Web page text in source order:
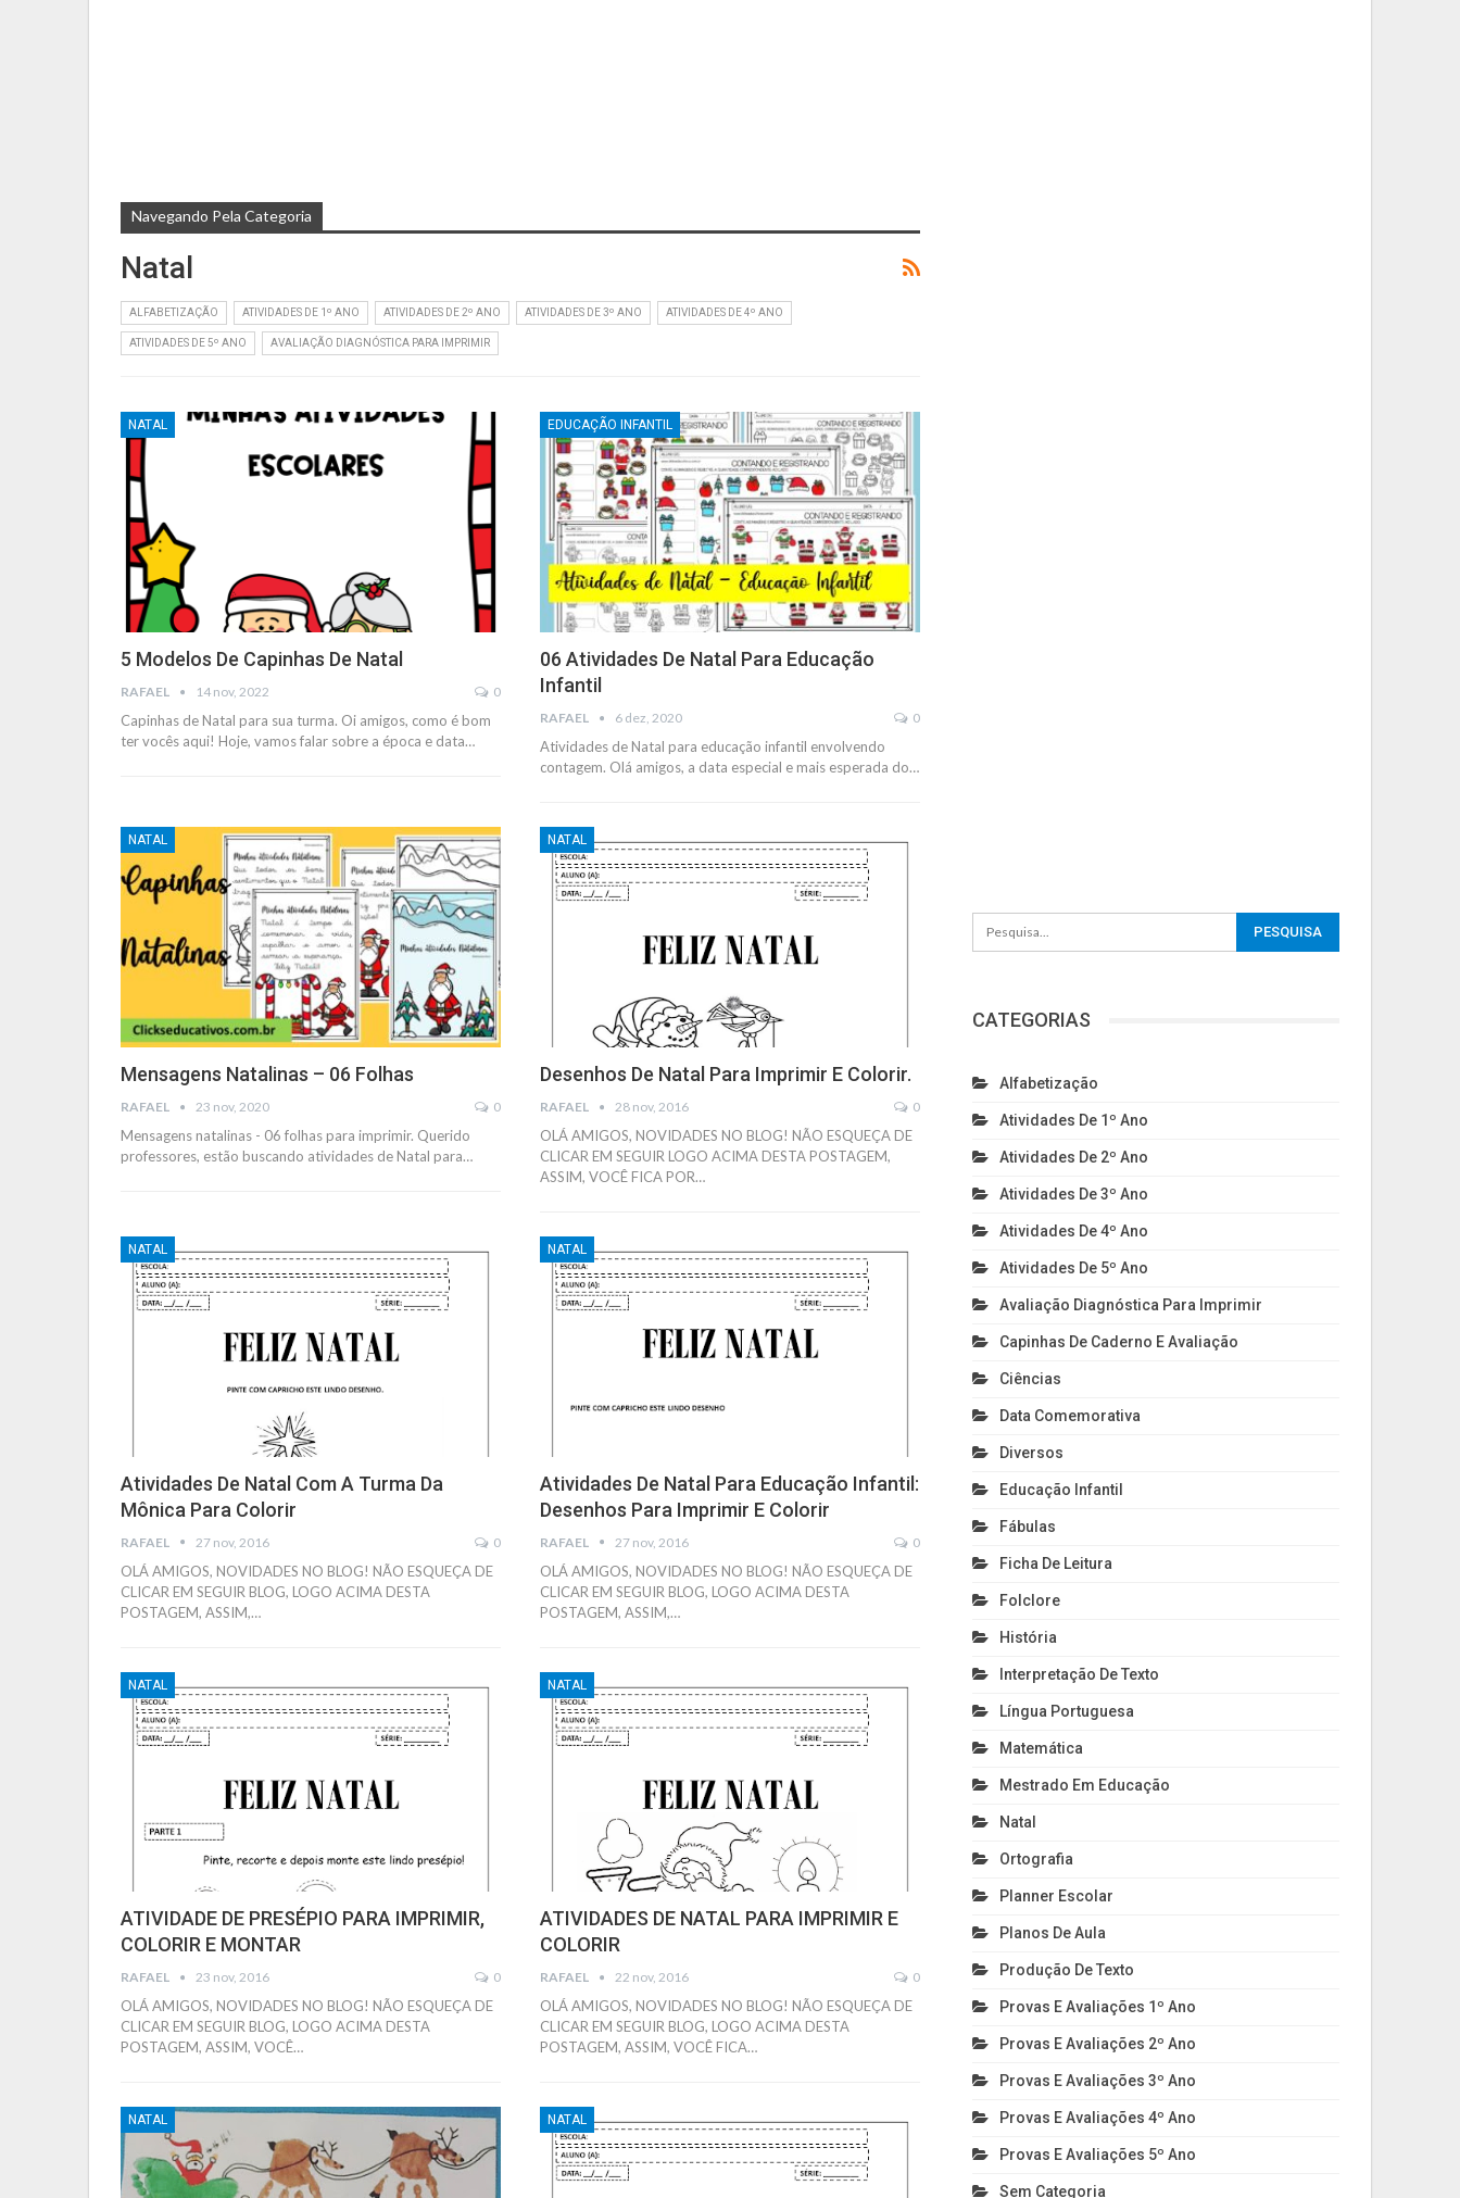
Navegando Pela Categoria
Natal
ALFABETIZAÇÃO ATIVIDADES DE 1º ANO ATIVIDADES DE 2º ANO ATIVIDADES DE 3º ANO ATIVIDADES DE 4º ANO
ATIVIDADES DE 5º ANO AVALIAÇÃO DIAGNÓSTICA PARA IMPRIMIR
NATAL
5 Modelos De Capinhas De Natal
RAFAEL 14 nov, 2022 0
Capinhas de Natal para sua turma. Oi amigos, como é bom
ter vocês aqui! Hoje, vamos falar sobre a época e data…
EDUCAÇÃO INFANTIL
06 Atividades De Natal Para Educação
Infantil
RAFAEL 6 dez, 2020 0
Atividades de Natal para educação infantil envolvendo
contagem. Olá amigos, a data especial e mais esperada do…
NATAL
Mensagens Natalinas – 06 Folhas
RAFAEL 23 nov, 2020 0
Mensagens natalinas - 06 folhas para imprimir. Querido
professores, estão buscando atividades de Natal para…
NATAL
Desenhos De Natal Para Imprimir E Colorir.
RAFAEL 28 nov, 2016 0
OLÁ AMIGOS, NOVIDADES NO BLOG! NÃO ESQUEÇA DE
CLICAR EM SEGUIR LOGO ACIMA DESTA POSTAGEM,
ASSIM, VOCÊ FICA POR…
NATAL
Atividades De Natal Com A Turma Da
Mônica Para Colorir
RAFAEL 27 nov, 2016 0
OLÁ AMIGOS, NOVIDADES NO BLOG! NÃO ESQUEÇA DE
CLICAR EM SEGUIR BLOG, LOGO ACIMA DESTA
POSTAGEM, ASSIM,…
NATAL
Atividades De Natal Para Educação Infantil:
Desenhos Para Imprimir E Colorir
RAFAEL 27 nov, 2016 0
OLÁ AMIGOS, NOVIDADES NO BLOG! NÃO ESQUEÇA DE
CLICAR EM SEGUIR BLOG, LOGO ACIMA DESTA
POSTAGEM, ASSIM,…
NATAL
ATIVIDADE DE PRESÉPIO PARA IMPRIMIR,
COLORIR E MONTAR
RAFAEL 23 nov, 2016 0
OLÁ AMIGOS, NOVIDADES NO BLOG! NÃO ESQUEÇA DE
CLICAR EM SEGUIR BLOG, LOGO ACIMA DESTA
POSTAGEM, ASSIM, VOCÊ…
NATAL
ATIVIDADES DE NATAL PARA IMPRIMIR E
COLORIR
RAFAEL 22 nov, 2016 0
OLÁ AMIGOS, NOVIDADES NO BLOG! NÃO ESQUEÇA DE
CLICAR EM SEGUIR BLOG, LOGO ACIMA DESTA
POSTAGEM, ASSIM, VOCÊ FICA…
NATAL NATAL
CATEGORIAS
Alfabetização
Atividades De 1º Ano
Atividades De 2º Ano
Atividades De 3º Ano
Atividades De 4º Ano
Atividades De 5º Ano
Avaliação Diagnóstica Para Imprimir
Capinhas De Caderno E Avaliação
Ciências
Data Comemorativa
Diversos
Educação Infantil
Fábulas
Ficha De Leitura
Folclore
História
Interpretação De Texto
Língua Portuguesa
Matemática
Mestrado Em Educação
Natal
Ortografia
Planner Escolar
Planos De Aula
Produção De Texto
Provas E Avaliações 1º Ano
Provas E Avaliações 2º Ano
Provas E Avaliações 3º Ano
Provas E Avaliações 4º Ano
Provas E Avaliações 5º Ano
Sem Categoria